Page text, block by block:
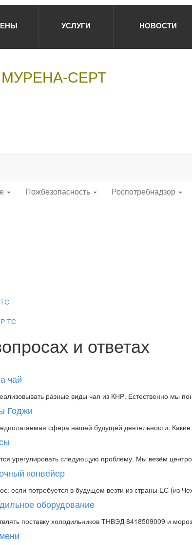
УСЛУГИ НОВОСТИ
МУРЕНА-СЕРТ
Пожбезопасность Роспотребнадзор
ТС
и ответах
чай
разные виды чая из КНР. Естественно мы
Годжи
сфера нашей будущей деятельности.
урегулировать следующую проблему. Мы везём
конвейер
если потребуется в будущем везти из страны ЕС (из
оборудование
поставку холодильников ТНВЭД 8418509009 и